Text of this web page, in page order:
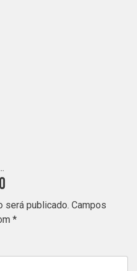
será publicado. Campos
*